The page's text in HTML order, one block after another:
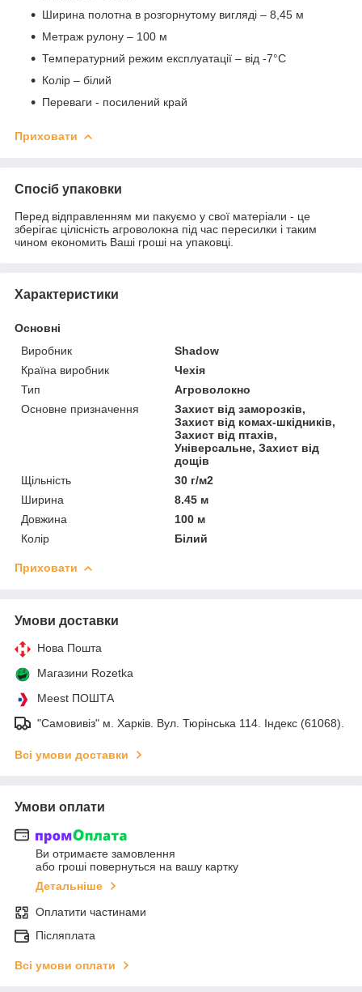
Ширина полотна в розгорнутому вигляді – 8,45 м
Метраж рулону – 100 м
Температурний режим експлуатації – від -7°С
Колір – білий
Переваги - посилений край
Приховати
Спосіб упаковки
Перед відправленням ми пакуємо у свої матеріали - це
зберігає цілісність агроволокна під час пересилки і таким
чином економить Ваші гроші на упаковці.
Характеристики
Основні
Виробник
Shadow
Країна виробник
Чехія
Тип
Агроволокно
Основне призначення
Захист від заморозків,
Захист від комах-шкідників,
Захист від птахів,
Універсальне, Захист від
дощів
Щільність
30 г/м2
Ширина
8.45 м
Довжина
100 м
Колір
Білий
Приховати
Умови доставки
Нова Пошта
Магазини Rozetka
Meest ПОШТА
"Самовивіз" м. Харків. Вул. Тюрінська 114. Індекс (61068).
Всі умови доставки
Умови оплати
Ви отримаєте замовлення
або гроші повернуться на вашу картку
Детальніше
Оплатити частинами
Післяплата
Всі умови оплати